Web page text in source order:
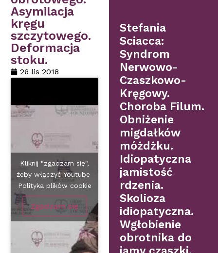
Asymilacja
kręgu
szczytowego.
Deformacja
stoku.
26 lis 2018
Kliknij "zgadzam się",
żeby włączyć Youtube
Polityka plików cookie
Zgadzam się
Stefania
Sciacca:
Syndrom
Nerwowo-
Czaszkowo-
Kręgowy.
Choroba Filum.
Obniżenie
migdałków
móżdżku.
Idiopatyczna
jamistość
rdzenia.
Skolioza
idiopatyczna.
Wgłobienie
obrotnika do